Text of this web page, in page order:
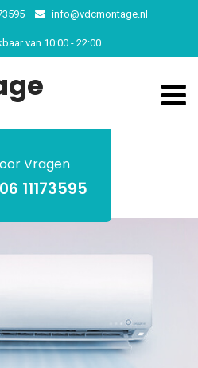
info@vdcmontage.nl
van 10:00 - 22:00
Vragen
11173595